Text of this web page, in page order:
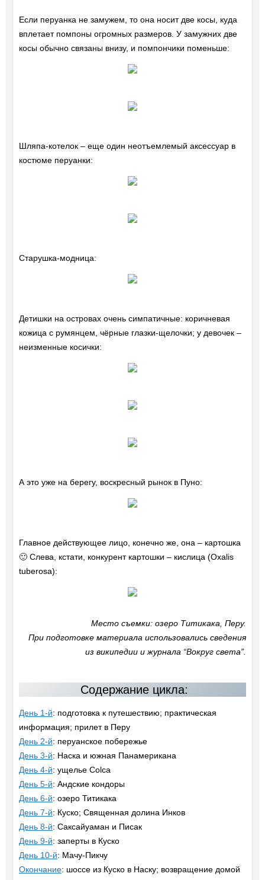
Если перуанка не замужем, то она носит две косы, куда
вплетает помпоны огромных размеров. У замужних две
косы обычно связаны внизу, и помпончики поменьше:
Шляпа-котелок – еще один неотъемлемый аксессуар в
костюме перуанки:
Старушка-модница:
Детишки на островах очень симпатичные: коричневая
кожица с румянцем, чёрные глазки-щелочки; у девочек –
неизменные косички:
А это уже на берегу, воскресный рынок в Пуно:
Главное действующее лицо, конечно же, она – картошка
🙂 Слева, кстати, конкурент картошки – кислица (Oxalis
tuberosa):
Место съемки: озеро Титикака, Перу.
При подготовке материала использовались сведения
из википедии и журнала “Вокруг света”.
Содержание цикла:
День 1-й: подготовка к путешествию; практическая
информация; прилет в Перу
День 2-й: перуанское побережье
День 3-й: Наска и южная Панамерикана
День 4-й: ущелье Colca
День 5-й: Андские кондоры
День 6-й: озеро Титикака
День 7-й: Куско; Священная долина Инков
День 8-й: Саксайуаман и Писак
День 9-й: заперты в Куско
День 10-й: Мачу-Пикчу
Окончание: шоссе из Куско в Наску; возвращение домой